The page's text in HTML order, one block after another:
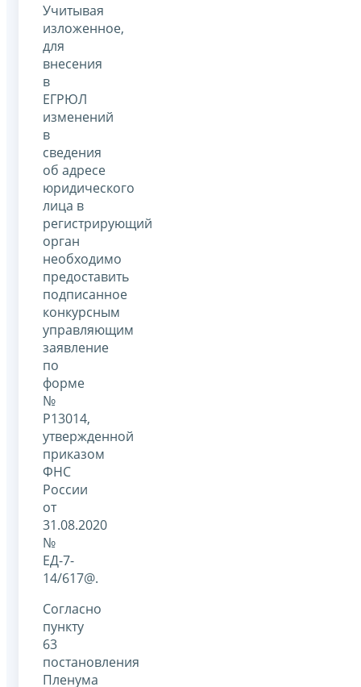
Учитывая
изложенное,
для
внесения
в
ЕГРЮЛ
изменений
в
сведения
об адресе
юридического
лица в
регистрирующий
орган
необходимо
предоставить
подписанное
конкурсным
управляющим
заявление
по
форме
№
Р13014,
утвержденной
приказом
ФНС
России
от
31.08.2020
№
ЕД-7-
14/617@.
Согласно
пункту
63
постановления
Пленума